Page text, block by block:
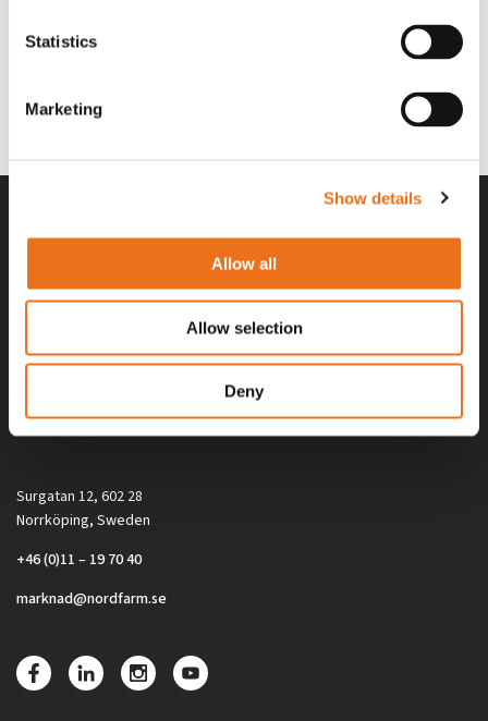
Statistics
Marketing
Show details
Allow all
Allow selection
Deny
Lägg till i varukorg
Rotor teeth 8t/6k 7.5Gr/8 R6/14 Rotor teeth 8t/6k 0Gr/8 R6/14
Alla priser på tillbehör och tillval gäller vid köp av ny maskin. Priserna
gäller inte vid köp av enskild produkt, till exempel
Surgatan 12, 602 28
Norrköping, Sweden
+46 (0)11 – 19 70 40
marknad@nordfarm.se